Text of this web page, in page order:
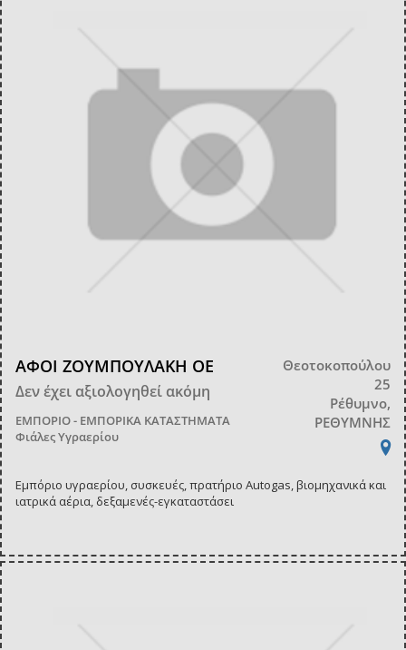
ΑΦΟΙ ΖΟΥΜΠΟΥΛΑΚΗ ΟΕ
Δεν έχει αξιολογηθεί ακόμη
ΕΜΠΟΡΙΟ - ΕΜΠΟΡΙΚΑ ΚΑΤΑΣΤΗΜΑΤΑ
Φιάλες Υγραερίου
Θεοτοκοπούλου
25
Ρέθυμνο,
ΡΕΘΥΜΝΗΣ
Εμπόριο υγραερίου, συσκευές, πρατήριο Autogas, βιομηχανικά και
ιατρικά αέρια, δεξαμενές-εγκαταστάσει